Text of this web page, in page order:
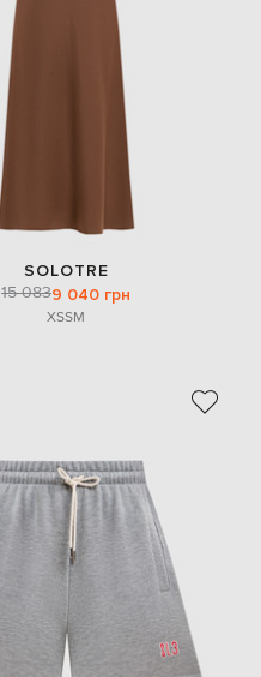
SOLOTRE
15 0839 040 грн
XSSM